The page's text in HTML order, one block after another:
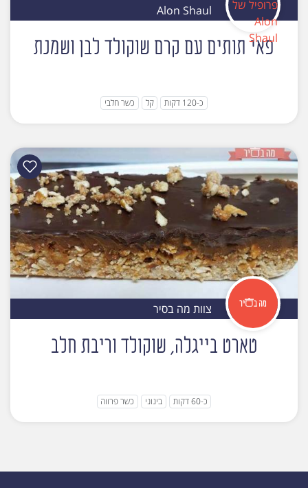
Alon Shaul
פאי תותים עם קרם שוקולד לבן ושמנת
כ-120 דקות קל כשר חלבי
צוות מה בסיר
טארט בייגלה, שוקולד וריבת חלב
כ-60 דקות בינוני כשר פרווה